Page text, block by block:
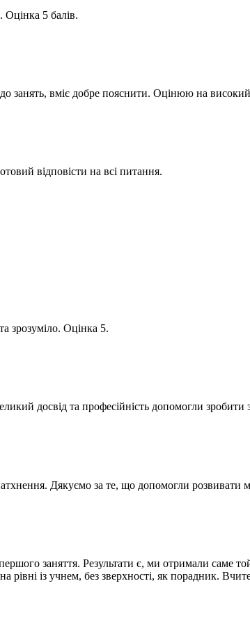
Оцінка 5 балів.
занять, вміє добре пояснити. Оцінюю на
відповісти на всі питання.
зрозуміло. Оцінка 5.
досвід та професійність допомогли зробити
Дякуємо за те, що допомогли розвивати
заняття. Результати є, ми отримали саме
рівні із учнем, без зверхності, як порадник.